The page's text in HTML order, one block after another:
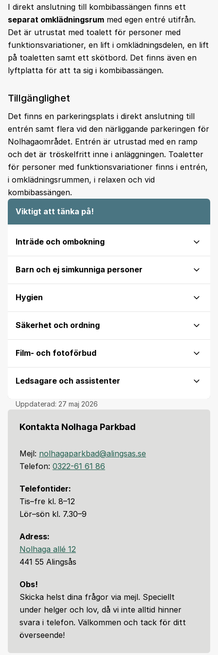
I direkt anslutning till kombibassängen finns ett
separat omklädningsrum med egen entré utifrån.
Det är utrustat med toalett för personer med
funktionsvariationer, en lift i omklädningsdelen, en lift
på toaletten samt ett skötbord. Det finns även en
lyftplatta för att ta sig i kombibassängen.
Tillgänglighet
Det finns en parkeringsplats i direkt anslutning till
entrén samt flera vid den närliggande parkeringen för
Nolhagaområdet. Entrén är utrustad med en ramp
och det är tröskelfritt inne i anläggningen. Toaletter
för personer med funktionsvariationer finns i entrén,
i omklädningsrummen, i relaxen och vid
kombibassängen.
Viktigt att tänka på!
Inträde och ombokning
Barn och ej simkunniga personer
Hygien
Säkerhet och ordning
Film- och fotoförbud
Ledsagare och assistenter
Uppdaterad: 27 maj 2026
Kontakta Nolhaga Parkbad
Mejl: nolhagaparkbad@alingsas.se
Telefon: 0322-61 61 86
Telefontider:
Tis–fre kl. 8–12
Lör–sön kl. 7.30–9
Adress:
Nolhaga allé 12
441 55 Alingsås
Obs!
Skicka helst dina frågor via mejl. Speciellt
under helger och lov, då vi inte alltid hinner
svara i telefon. Välkommen och tack för ditt
överseende!